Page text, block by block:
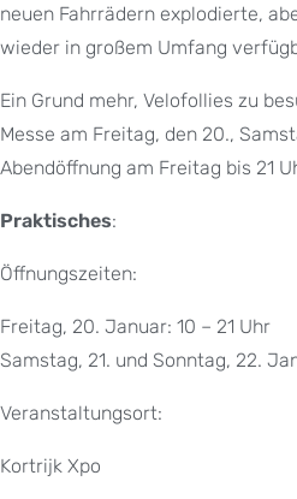
neuen Fahrrädern explodierte,
wieder in großem Umfang
Ein Grund mehr, Velofollies zu
Messe am Freitag, den 20.,
Abendöffnung am Freitag bis 21
Praktisches:
Öffnungszeiten:
Freitag, 20. Januar: 10 – 21 Uhr
Samstag, 21. und Sonntag, 22.
Veranstaltungsort:
Kortrijk Xpo